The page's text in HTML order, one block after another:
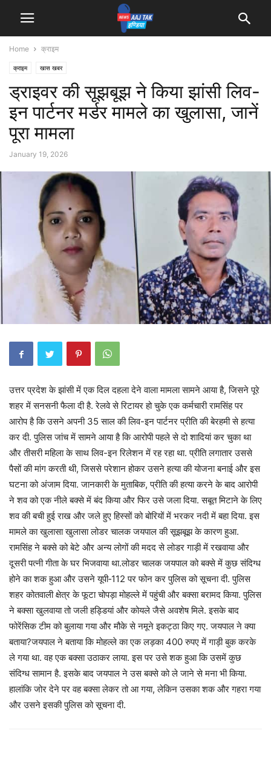
Home क्राइम
क्राइम खास खबर
ड्राइवर की सूझबूझ ने किया झांसी लिव-
इन पार्टनर मर्डर मामले का खुलासा, जानें
पूरा मामला
January 19, 2026
उत्तर प्रदेश के झांसी में एक दिल दहला देने वाला मामला सामने आया है, जिसने पूरे
शहर में सनसनी फैला दी है. रेलवे से रिटायर हो चुके एक कर्मचारी रामसिंह पर
आरोप है कि उसने अपनी 35 साल की लिव-इन पार्टनर प्रीति की बेरहमी से हत्या
कर दी. पुलिस जांच में सामने आया है कि आरोपी पहले से दो शादियां कर चुका था
और तीसरी महिला के साथ लिव-इन रिलेशन में रह रहा था. प्रीति लगातार उससे
पैसों की मांग करती थी, जिससे परेशान होकर उसने हत्या की योजना बनाई और इस
घटना को अंजाम दिया. जानकारी के मुताबिक, प्रीति की हत्या करने के बाद आरोपी
ने शव को एक नीले बक्से में बंद किया और फिर उसे जला दिया. सबूत मिटाने के लिए
शव की बची हुई राख और जले हुए हिस्सों को बोरियों में भरकर नदी में बहा दिया. इस
मामले का खुलासा खुलासा लोडर चालक जयपाल की सूझबूझ के कारण हुआ.
रामसिंह ने बक्से को बेटे और अन्य लोगों की मदद से लोडर गाड़ी में रखवाया और
दूसरी पत्नी गीता के घर भिजवाया था.लोडर चालक जयपाल को बक्‍से में कुछ संदिग्ध
होने का शक हुआ और उसने यूपी‑112 पर फोन कर पुलिस को सूचना दी. पुलिस
शहर कोतवाली क्षेत्र के फूटा चोपड़ा मोहल्ले में पहुंची और बक्सा बरामद किया. पुलिस
ने बक्सा खुलवाया तो जली हड्डियां और कोयले जैसे अवशेष मिले. इसके बाद
फोरेंसिक टीम को बुलाया गया और मौके से नमूने इकट्ठा किए गए. जयपाल ने क्‍या
बताया?जयपाल ने बताया कि मोहल्ले का एक लड़का 400 रुपए में गाड़ी बुक करके
ले गया था. वह एक बक्सा उठाकर लाया. इस पर उसे शक हुआ कि उसमें कुछ
संदिग्ध सामान है. इसके बाद जयपाल ने उस बक्‍से को ले जाने से मना भी किया.
हालांकि जोर देने पर वह बक्‍सा लेकर तो आ गया, लेकिन उसका शक और गहरा गया
और उसने इसकी पुलिस को सूचना दी.